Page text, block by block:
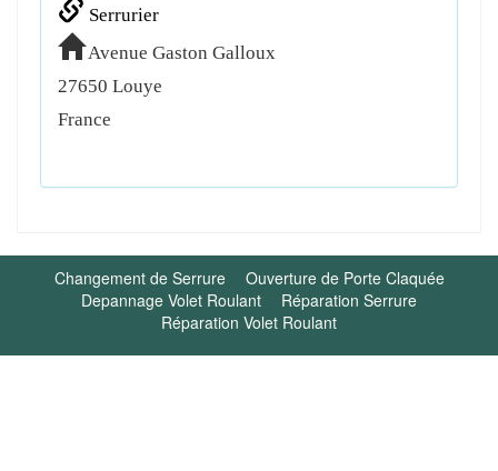
Serrurier
Avenue Gaston Galloux
27650 Louye
France
Changement de Serrure
Ouverture de Porte Claquée
Depannage Volet Roulant
Réparation Serrure
Réparation Volet Roulant